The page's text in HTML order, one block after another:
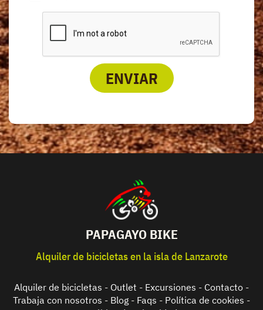
ENVIAR
PAPAGAYO BIKE
Alquiler de bicicletas en la isla de Lanzarote
Alquiler de bicicletas - Outlet - Excursiones - Contacto -
Trabaja con nosotros - Blog - Faqs - Política de cookies -